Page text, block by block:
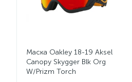
Маска Oakley 18-19 Aksel
Canopy Skygger Blk Org
W/Prizm Torch